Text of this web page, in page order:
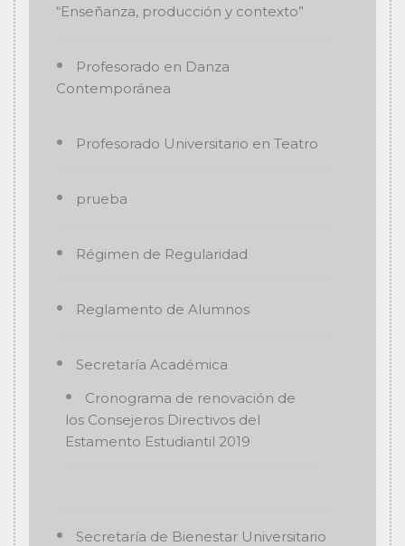
“Enseñanza, producción y contexto”
Profesorado en Danza
Contemporánea
Profesorado Universitario en Teatro
prueba
Régimen de Regularidad
Reglamento de Alumnos
Secretaría Académica
Cronograma de renovación de
los Consejeros Directivos del
Estamento Estudiantil 2019
Secretaría de Bienestar Universitario